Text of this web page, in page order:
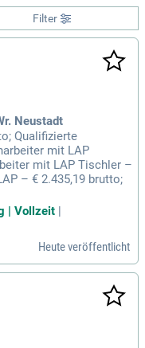
Filter
Neustadt
Qualifizierte
mit LAP
mit LAP Tischler –
– € 2.435,19 brutto;
| Vollzeit |
Heute veröffentlicht